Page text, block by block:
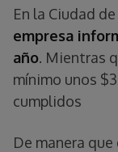
En la Ciudad
empresa
año. Mientras
mínimo unos
cumplidos
De manera